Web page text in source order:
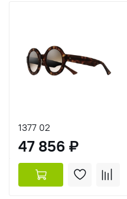
1377 02
47 856 ₽